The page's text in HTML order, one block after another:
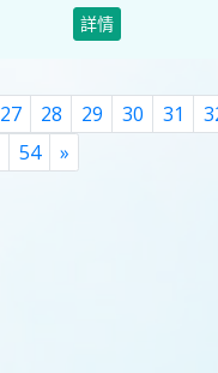
詳情
27 28 29 30 31
54 »Next